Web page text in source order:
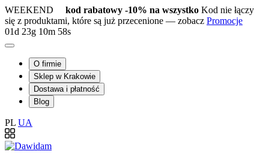
WEEKEND kod rabatowy -10% na wszystko Kod nie łączy
się z produktami, które są już przecenione — zobacz Promocje
01d 23g 10m 57s
O firmie
Sklep w Krakowie
Dostawa i płatność
Blog
PL UA